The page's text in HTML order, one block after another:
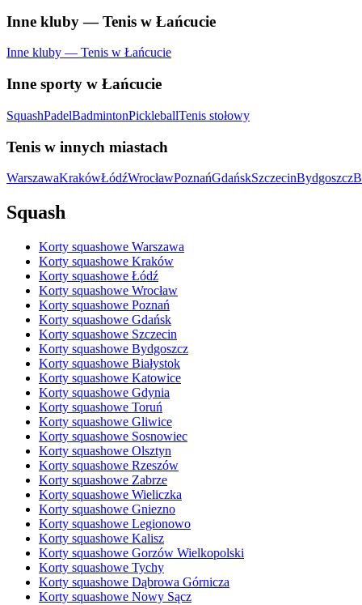
Inne kluby — Tenis w Łańcucie
Inne kluby — Tenis w Łańcucie
Inne sporty w Łańcucie
SquashPadelBadmintonPickleballTenis stołowy
Tenis w innych miastach
WarszawaKrakówŁódźWrocławPoznańGdańskSzczecinBydgoszcz
Squash
Korty squashowe Warszawa
Korty squashowe Kraków
Korty squashowe Łódź
Korty squashowe Wrocław
Korty squashowe Poznań
Korty squashowe Gdańsk
Korty squashowe Szczecin
Korty squashowe Bydgoszcz
Korty squashowe Białystok
Korty squashowe Katowice
Korty squashowe Gdynia
Korty squashowe Toruń
Korty squashowe Gliwice
Korty squashowe Sosnowiec
Korty squashowe Olsztyn
Korty squashowe Rzeszów
Korty squashowe Zabrze
Korty squashowe Wieliczka
Korty squashowe Gniezno
Korty squashowe Legionowo
Korty squashowe Kalisz
Korty squashowe Gorzów Wielkopolski
Korty squashowe Tychy
Korty squashowe Dąbrowa Górnicza
Korty squashowe Nowy Sącz